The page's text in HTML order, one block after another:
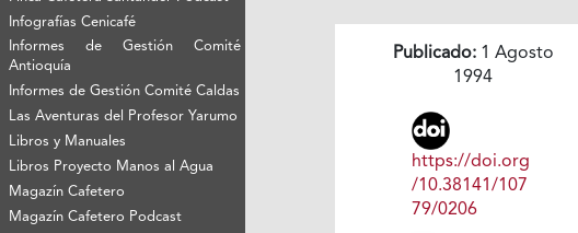
Infografías Cenicafé
Informes de Gestión Comité
Antioquía
Informes de Gestión Comité Caldas
Las Aventuras del Profesor Yarumo
Libros y Manuales
Libros Proyecto Manos al Agua
Magazín Cafetero
Magazín Cafetero Podcast
Publicado:1 Agosto
1994
https://doi.org
/10.38141/107
79/0206